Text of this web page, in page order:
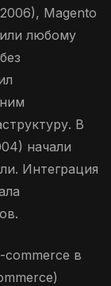
Magento
любому
В
начали
Интеграция
в